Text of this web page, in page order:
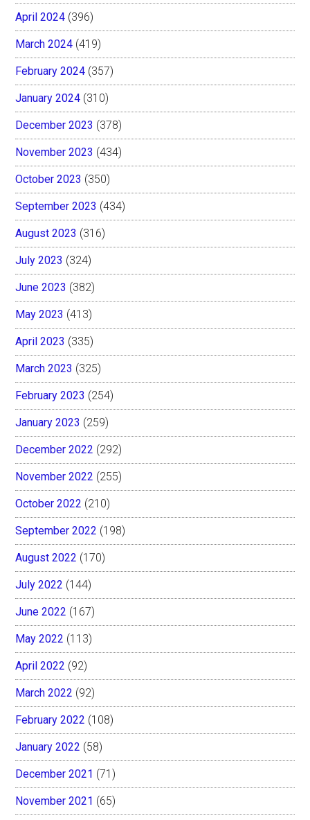
April 2024 (396)
March 2024 (419)
February 2024 (357)
January 2024 (310)
December 2023 (378)
November 2023 (434)
October 2023 (350)
September 2023 (434)
August 2023 (316)
July 2023 (324)
June 2023 (382)
May 2023 (413)
April 2023 (335)
March 2023 (325)
February 2023 (254)
January 2023 (259)
December 2022 (292)
November 2022 (255)
October 2022 (210)
September 2022 (198)
August 2022 (170)
July 2022 (144)
June 2022 (167)
May 2022 (113)
April 2022 (92)
March 2022 (92)
February 2022 (108)
January 2022 (58)
December 2021 (71)
November 2021 (65)